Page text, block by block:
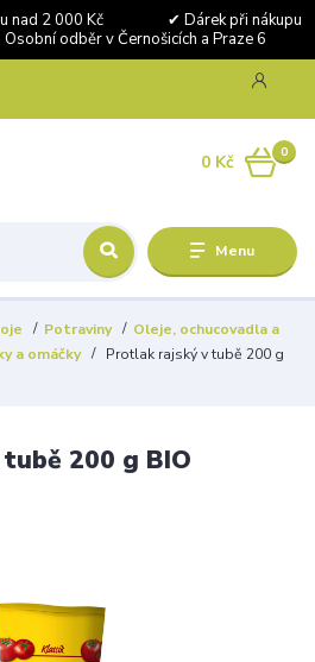
nad 2 000 Kč ✔ Dárek při nákupu
odběr v Černošicích a Praze 6
Menu
0
0 Kč
Potraviny
Oleje, ochucovadla a
a omáčky
Protlak rajský v tubě 200 g
200 g BIO